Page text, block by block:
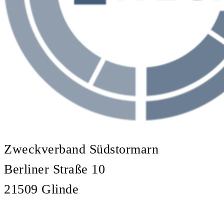
Zweckverband Südstormarn
Berliner Straße 10
21509 Glinde